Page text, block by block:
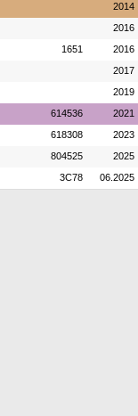
2014
2016
1651 2016
2017
2019
614536 2021
618308 2023
804525 2025
3C78 06.2025